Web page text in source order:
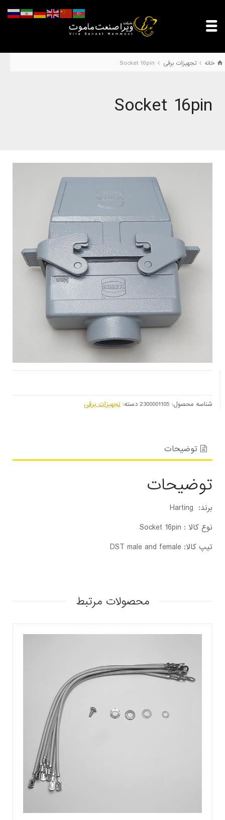
خانه تجهیزات برقی Socket 16pin
Socket 16pin
شناسه محصول: 2300001105 دسته: تجهیزات برقی
توضیحات
توضیحات
برند: Harting
نوع کالا : Socket 16pin
تیپ کالا: DST male and female
محصولات مرتبط